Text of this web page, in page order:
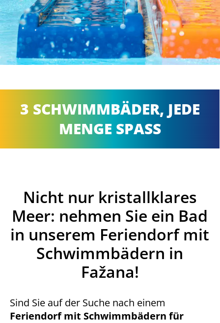
3 SCHWIMMBÄDER, JEDE
MENGE SPASS
Nicht nur kristallklares
Meer: nehmen Sie ein Bad
in unserem Feriendorf mit
Schwimmbädern in
Fažana!
Sind Sie auf der Suche nach einem
Feriendorf mit Schwimmbädern für